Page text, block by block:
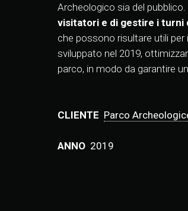
Archeologico sia del
visitatori e di gestire i turni
che possono risultare utili
sviluppato nel 2019,
parco, in modo da garantire
CLIENTE Parco
ANNO 2019